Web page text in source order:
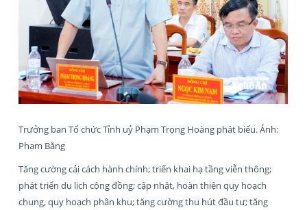
Trưởng ban Tổ chức Tỉnh uỷ Phạm Trọng Hoàng phát biểu. Ảnh:
Phạm Bằng
Tăng cường cải cách hành chính; triển khai hạ tầng viễn thông;
phát triển du lịch cộng đồng; cập nhật, hoàn thiện quy hoạch
chung, quy hoạch phân khu; tăng cường thu hút đầu tư; tăng